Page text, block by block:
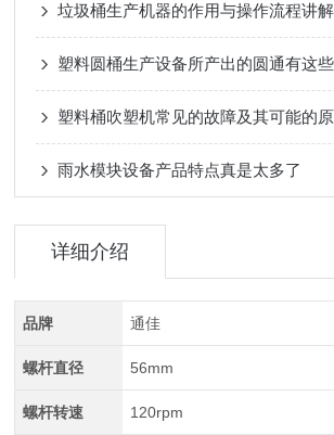
垃圾桶生产机器的作用与操作流程讲解
塑料圆桶生产设备所产出的圆通有这
塑料桶吹塑机常见的故障及其可能的
雨水模块设备产品特点真是太多了
详细介绍
品牌 通佳
螺杆直径 56mm
螺杆转速 120rpm